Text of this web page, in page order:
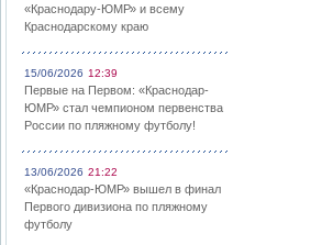
«Краснодару-ЮМР» и всему
Краснодарскому краю
15/06/2026 12:39
Первые на Первом: «Краснодар-
ЮМР» стал чемпионом первенства
России по пляжному футболу!
13/06/2026 21:22
«Краснодар-ЮМР» вышел в финал
Первого дивизиона по пляжному
футболу